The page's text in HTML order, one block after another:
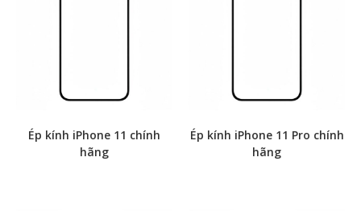
Ép kính iPhone 11 chính
hãng
Ép kính iPhone 11 Pro chính
hãng